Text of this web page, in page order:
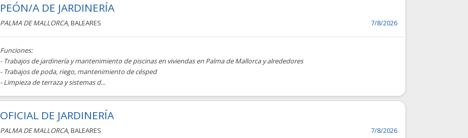
PEÓN/A DE JARDINERÍA
PALMA DE MALLORCA, BALEARES 7/8/2026
Funciones:
- Trabajos de jardinería y mantenimiento de piscinas en viviendas en Palma de Mallorca y alrededores
- Trabajos de poda, riego, mantenimiento de césped
- Limpieza de terraza y sistemas d...
OFICIAL DE JARDINERÍA
PALMA DE MALLORCA, BALEARES 7/8/2026